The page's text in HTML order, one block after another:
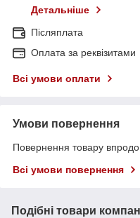
Детальніше
Післяплата
Оплата за реквізитами
Всі умови оплати
Умови повернення
Повернення товару
Всі умови повернення
Подібні товари